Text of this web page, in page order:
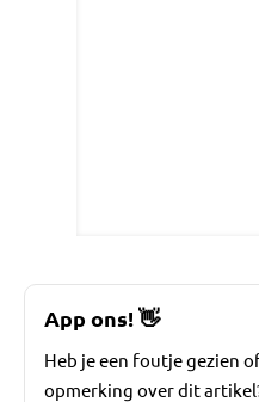
App ons!👋
Heb je een foutje gezien
opmerking over dit